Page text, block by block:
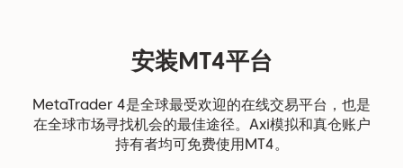
安装MT4平台
MetaTrader 4是全球最受欢迎的在线交易平台，也是
在全球市场寻找机会的最佳途径。Axi模拟和真仓账户
持有者均可免费使用MT4。